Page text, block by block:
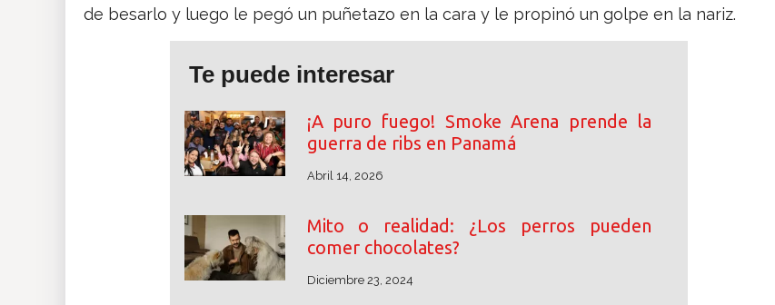
de besarlo y luego le pegó un puñetazo en la cara y le propinó un golpe en la nariz.
Te puede interesar
¡A puro fuego! Smoke Arena prende la
guerra de ribs en Panamá
Abril 14, 2026
Mito o realidad: ¿Los perros pueden
comer chocolates?
Diciembre 23, 2024